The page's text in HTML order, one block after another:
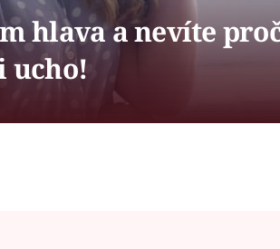
hlava a nevíte
ucho!